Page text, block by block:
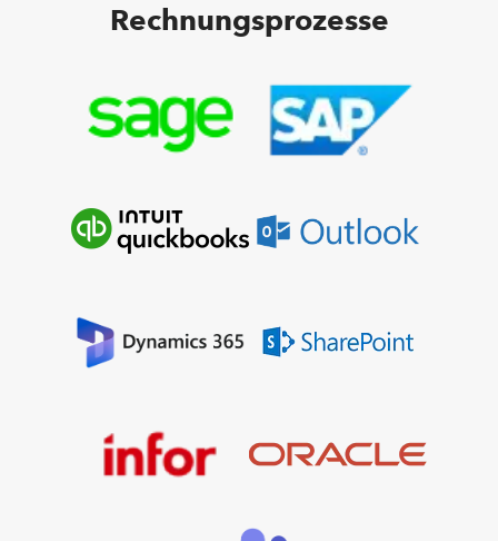
Rechnungsprozesse